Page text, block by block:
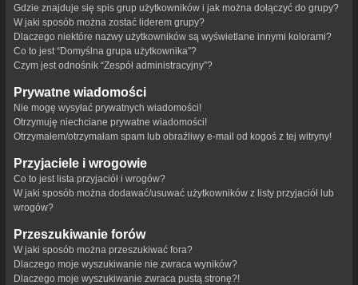
Gdzie znajduje się spis grup użytkowników i jak można dołączyć do grupy?
W jaki sposób można zostać liderem grupy?
Dlaczego niektóre nazwy użytkowników są wyświetlane innymi kolorami?
Co to jest “Domyślna grupa użytkownika”?
Czym jest odnośnik “Zespół administracyjny”?
Prywatne wiadomości
Nie mogę wysyłać prywatnych wiadomości!
Otrzymuję niechciane prywatne wiadomości!
Otrzymałem/otrzymałam spam lub obraźliwy e-mail od kogoś z tej witryny!
Przyjaciele i wrogowie
Co to jest lista przyjaciół i wrogów?
W jaki sposób można dodawać/usuwać użytkowników z listy przyjaciół lub
wrogów?
Przeszukiwanie forów
W jaki sposób można przeszukiwać fora?
Dlaczego moje wyszukiwanie nie zwraca wyników?
Dlaczego moje wyszukiwanie zwraca pustą stronę?!